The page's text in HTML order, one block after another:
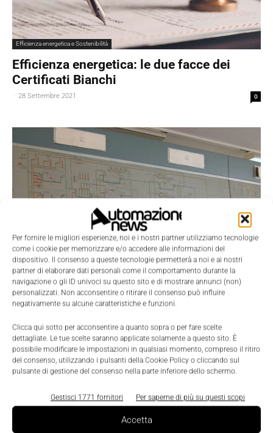
Per fornire le migliori esperienze, noi e i nostri partner utilizziamo tecnologie
come i cookie per memorizzare e/o accedere alle informazioni del
dispositivo. Il consenso a queste tecnologie permetterà a noi e ai nostri
partner di elaborare dati personali come il comportamento durante la
navigazione o gli ID univoci su questo sito e di mostrare annunci (non)
personalizzati. Non acconsentire o ritirare il consenso può influire
negativamente su alcune caratteristiche e funzioni.
Clicca qui sotto per acconsentire a quanto sopra o per fare scelte
dettagliate. Le tue scelte saranno applicate solamente a questo sito. È
possibile modificare le impostazioni in qualsiasi momento, compreso il ritiro
del consenso, utilizzando i pulsanti della Cookie Policy o cliccando sul
pulsante di gestione del consenso nella parte inferiore dello schermo.
Gestisci 1771 fornitori Per saperne di più su questi scopi
Accetta
Efficienza energetica e Sostenibilità
Efficienza energetica: le due facce dei
Certificati Bianchi
- 28 Settembre 2021 0
Scenari
I Certificati Bianchi stanno per cambiare
Massimiliano Cassinelli 26 Agosto 2015 0